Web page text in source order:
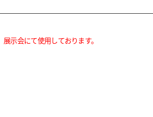
示会にて使用しております。